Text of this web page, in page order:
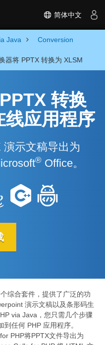
简体中文
Java Conversion
器将 PPTX 转换为 XLSM
转换
线应用程序
示文稿导出为
® Office。
综合套件，提供了广泛的功
演示文稿以及条形码生
via Java，您只需几个步骤
任何 PHP 应用程序。
PHP将PPTX文件导出为